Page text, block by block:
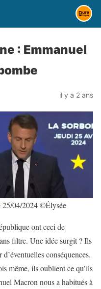
: Emmanuel
il y a 2 ans
25/04/2024 ©Élysée
ont ceci de
filtre. Une idée surgit ? Ils
conséquences.
même, ils oublient ce qu’ils
Macron nous a habitués à